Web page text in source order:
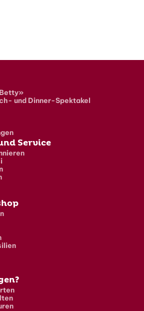
und Dinner-Spektakel
Service